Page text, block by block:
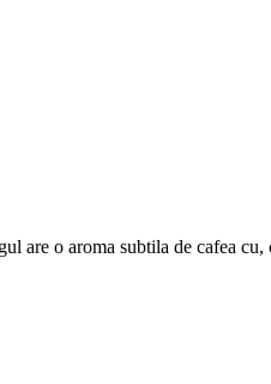
are o aroma subtila de cafea